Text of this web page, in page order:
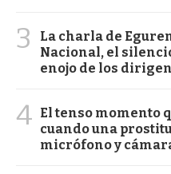
3
La charla de
Nacional, el
enojo de los
4 El tenso momento
cuando una
micrófono y